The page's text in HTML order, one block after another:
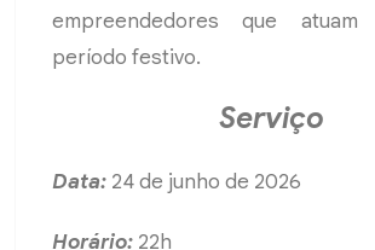
empreendedores que
período festivo.
Serviço
Data: 24 de junho de 2026
Horário: 22h